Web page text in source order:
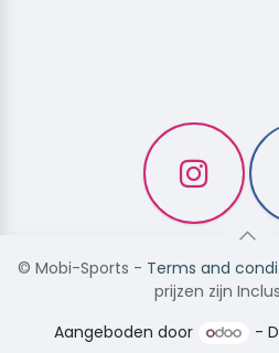
© Mobi-Sports - Terms and
prijzen zijn
Aangeboden door
-